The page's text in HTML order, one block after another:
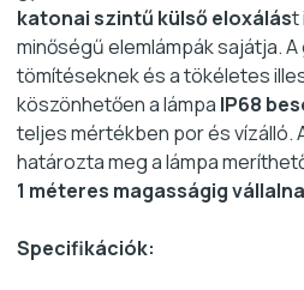
katonai szintű külső eloxálást
minőségű elemlámpák sajátja.
tömítéseknek és a tökéletes
köszönhetően a lámpa IP68
teljes mértékben por és vízálló.
határozta meg a lámpa
1 méteres magasságig
Specifikációk: